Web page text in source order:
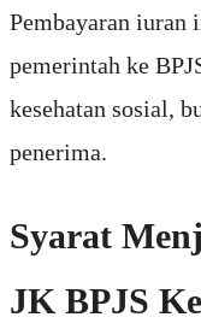
Pembayaran iuran
pemerintah ke
kesehatan sosial,
penerima.
Syarat
JK BPJS